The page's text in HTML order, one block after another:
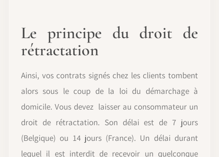
Le principe du droit de
rétractation
Ainsi, vos contrats signés chez les clients tombent
alors sous le coup de la loi du démarchage à
domicile. Vous devez laisser au consommateur un
droit de rétractation. Son délai est de 7 jours
(Belgique) ou 14 jours (France). Un délai durant
lequel il est interdit de recevoir un quelconque